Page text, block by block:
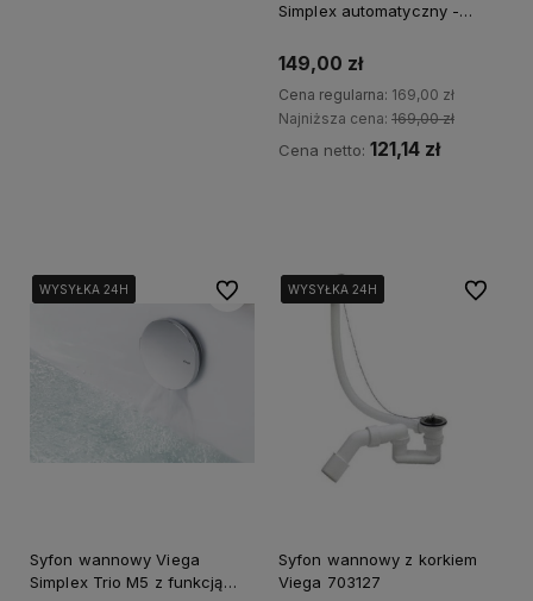
Simplex automatyczny -
149,00 zł
Cena regularna: 169,00 zł
Najniższa cena: 169,00 zł
Cena netto: 121,14 zł
WYSYŁKA 24H
WYSYŁKA 24H
WYSYŁKA 24H
Syfon wannowy Viega
Simplex Trio M5 z funkcją
Do ulubionychWYSYŁKA 24H
WYSYŁKA 24H
WYSYŁKA 24H
Syfon wannowy z korkiem
Viega 703127
Do